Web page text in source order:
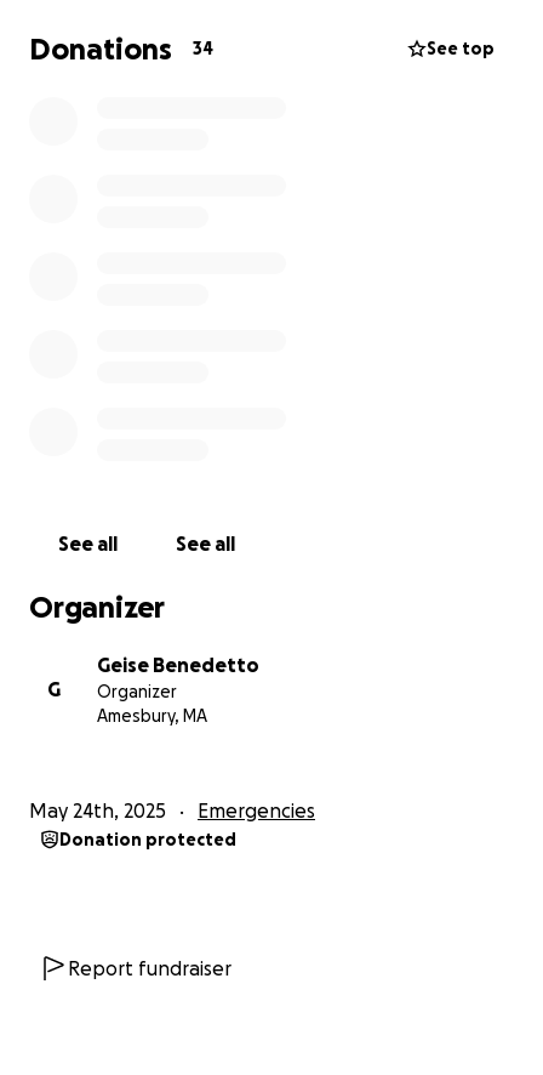
Comunidade para recomeçar do zero.
Se você puder contribuir com qualquer valor, será de
Donations 34 See top
See all See all
Organizer
G
Geise Benedetto
Organizer
Amesbury, MA
May 24th, 2025 Emergencies
Donation protected
Report fundraiser